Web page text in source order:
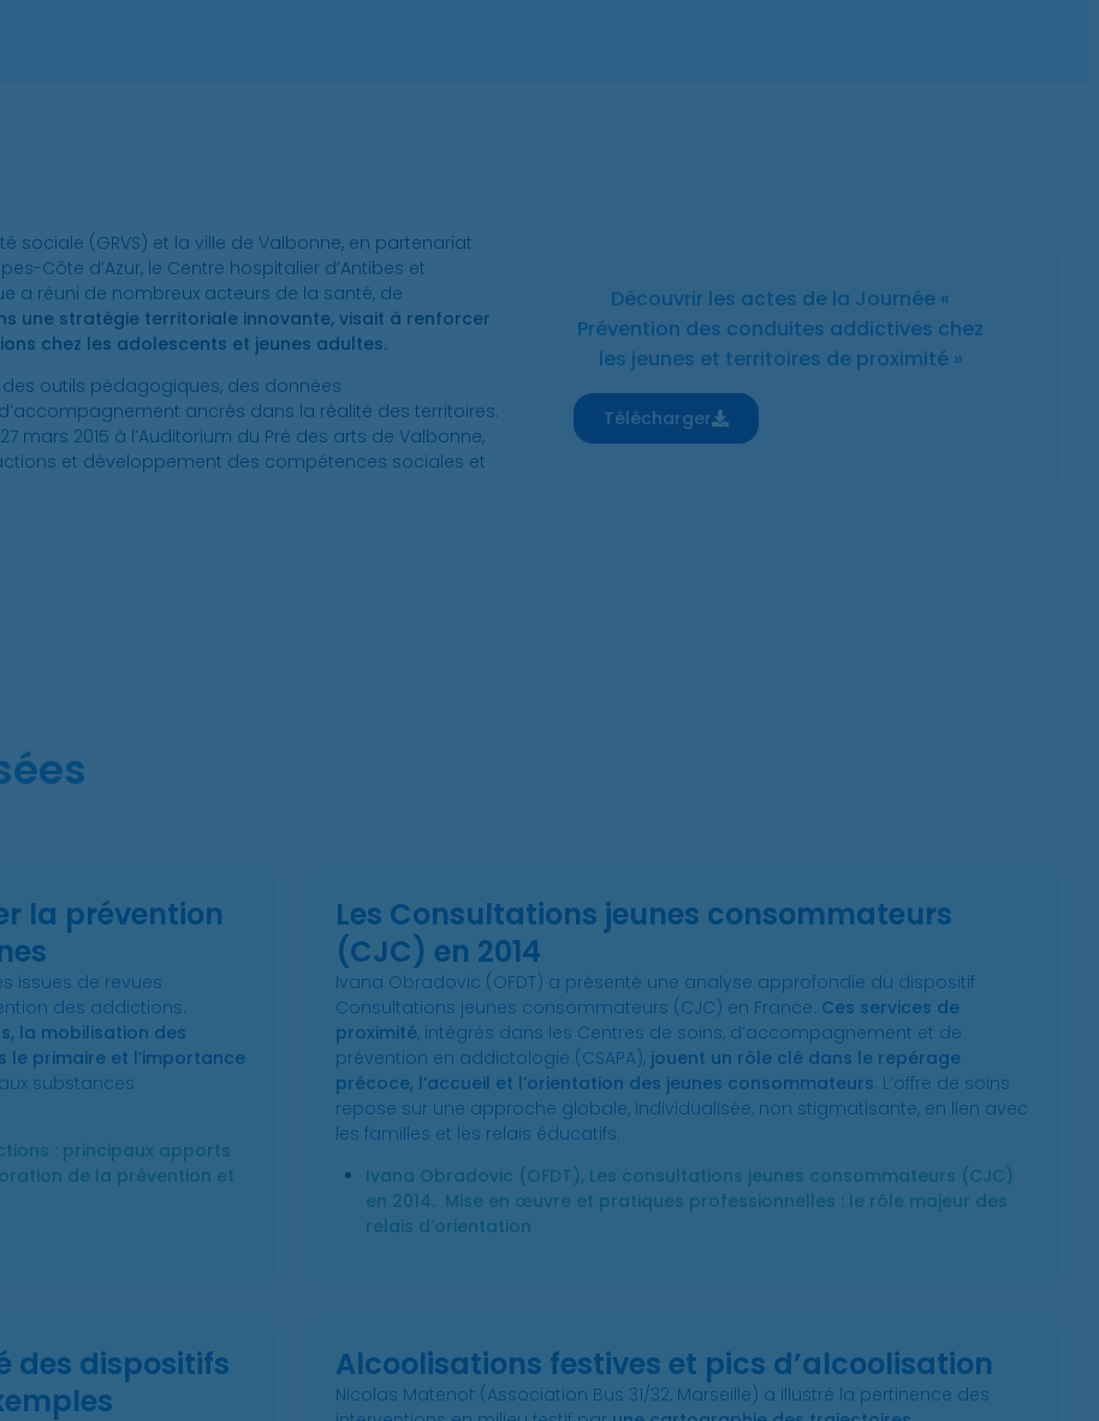
sociale (GRVS) et la ville de Valbonne, en partenariat
Côte d’Azur, le Centre hospitalier d’Antibes et
a réuni de nombreux acteurs de la santé, de
une stratégie territoriale innovante, visait à renforcer
chez les adolescents et jeunes adultes.
outils pédagogiques, des données
ancrés dans la réalité des territoires.
mars 2015 à l’Auditorium du Pré des arts de Valbonne,
et développement des compétences sociales et
Découvrir les actes de la Journée «
Prévention des conduites addictives chez
les jeunes et territoires de proximité »
Télécharger
la prévention
issues de revues
des addictions.
la mobilisation des
le primaire et l’importance
substances
: principaux apports
de la prévention et
Les Consultations jeunes consommateurs
(CJC) en 2014
Ivana Obradovic (OFDT) a présenté une analyse approfondie du dispositif
Consultations jeunes consommateurs (CJC) en France. Ces services de
proximité, intégrés dans les Centres de soins, d’accompagnement et de
prévention en addictologie (CSAPA), jouent un rôle clé dans le repérage
précoce, l’accueil et l’orientation des jeunes consommateurs. L’offre de soins
repose sur une approche globale, individualisée, non stigmatisante, en lien avec
les familles et les relais éducatifs.
Ivana Obradovic (OFDT), Les consultations jeunes consommateurs (CJC)
en 2014. Mise en œuvre et pratiques professionnelles : le rôle majeur des
relais d’orientation
des dispositifs
Alcoolisations festives et pics d’alcoolisation
Nicolas Matenot (Association Bus 31/32, Marseille) a illustré la pertinence des